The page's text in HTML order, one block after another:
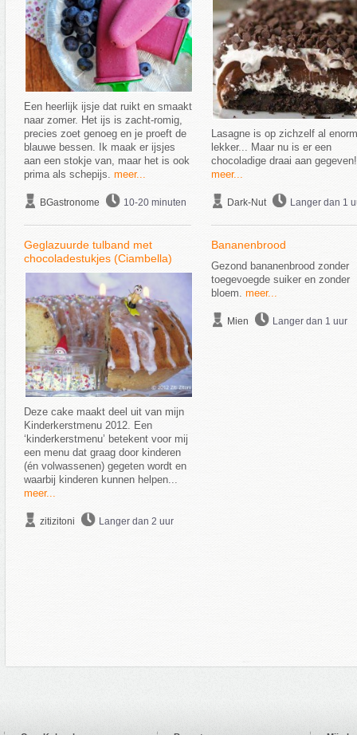
Een heerlijk ijsje dat ruikt en smaakt
naar zomer. Het ijs is zacht-romig,
precies zoet genoeg en je proeft de
blauwe bessen. Ik maak er ijsjes
aan een stokje van, maar het is ook
prima als schepijs. meer...
BGastronome 10-20 minuten
Geglazuurde tulband met
chocoladestukjes (Ciambella)
Deze cake maakt deel uit van mijn
Kinderkerstmenu 2012. Een
‘kinderkerstmenu’ betekent voor mij
een menu dat graag door kinderen
(én volwassenen) gegeten wordt en
waarbij kinderen kunnen helpen...
meer...
zitizitoni Langer dan 2 uur
Lasagne is op zichzelf al enorm
lekker... Maar nu is er een
chocoladige draai aan gegeven!
meer...
Dark-Nut Langer dan 1
Bananenbrood
Gezond bananenbrood zonder
toegevoegde suiker en zonder
bloem. meer...
Mien Langer dan 1 uur